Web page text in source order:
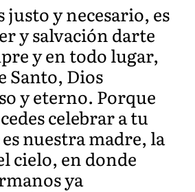
justo y necesario, es
y salvación darte
y en todo lugar,
Santo, Dios
y eterno. Porque
celebrar a tu
nuestra madre, la
cielo, en donde
ya